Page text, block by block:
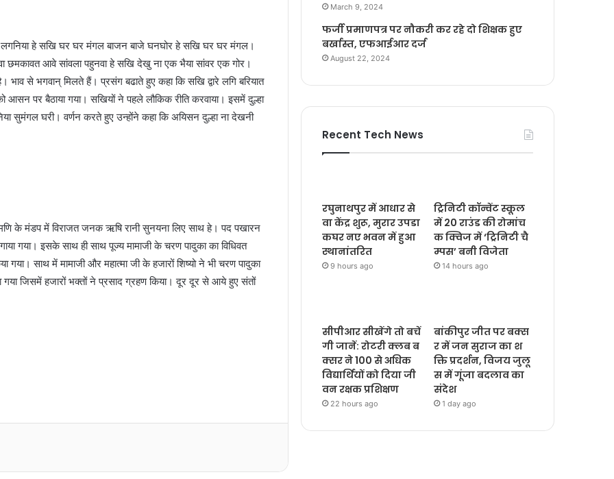
हे सखि घर घर मंगल बाजन बाजे घनघोर हे सखि घर घर मंगल।
छमकावत आवे सांवला पहुनवा हे सखि देखु ना एक भैया सांवर एक गोर।
भाव से भगवान् मिलते हैं। प्रसंग बढाते हुए कहा कि सखि द्वारे लगि बरियात
आसन पर बैठाया गया। सखियों ने पहले लौकिक रीति करवाया। इसमें दुल्हा
सुमंगल घरी। वर्णन करते हुए उन्होंने कहा कि अयिसन दुल्हा ना देखनी
के मंडप में विराजत जनक ऋषि रानी सुनयना लिए साथ हे। पद पखारन
गया। इसके साथ ही साथ पूज्य मामाजी के चरण पादुका का विधिवत
गया। साथ में मामाजी और महात्मा जी के हजारों शिष्यो ने भी चरण पादुका
जिसमें हजारों भक्तों ने प्रसाद ग्रहण किया। दूर दूर से आये हुए संतों
March 9, 2024
फर्जी प्रमाणपत्र पर नौकरी कर रहे दो शिक्षक हुए
बर्खास्त, एफआईआर दर्ज
August 22, 2024
Recent Tech News
रघुनाथपुर में आधार से
वा केंद्र शुरू, मुरार उपडा
कघर नए भवन में हुआ
स्थानांतरित
9 hours ago
ट्रिनिटी कॉन्वेंट स्कूल
में 20 राउंड की रोमांच
क क्विज में ‘ट्रिनिटी चै
म्पस’ बनी विजेता
14 hours ago
सीपीआर सीखेंगे तो बचें
गी जानें: रोटरी क्लब ब
क्सर ने 100 से अधिक
विद्यार्थियों को दिया जी
वन रक्षक प्रशिक्षण
22 hours ago
बांकीपुर जीत पर बक्स
र में जन सुराज का श
क्ति प्रदर्शन, विजय जुलू
स में गूंजा बदलाव का
संदेश
1 day ago